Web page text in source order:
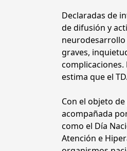
Declaradas de
de difusión y
neurodesarrollo
graves,
complicaciones.
estima que el
Con el objeto
acompañada
como el Día
Atención e